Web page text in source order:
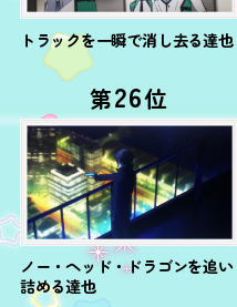
トラックを一瞬で消し去る達也
第26位
ノー・ヘッド・ドラゴンを追い
詰める達也